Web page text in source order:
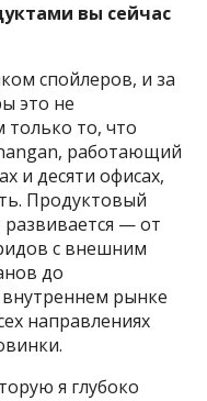
вы сейчас
спойлеров, и за
это не
только то, что
работающий
и десяти офисах,
Продуктовый
— от
с внешним
до
рынке
направлениях
я глубоко